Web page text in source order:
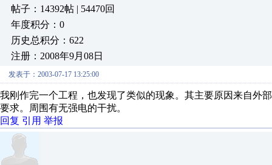
帖子：14392帖 | 54470回
年度积分：0
历史总积分：622
注册：2008年9月08日
发表于：2003-07-17 13:25:00
我刚作完一个工程，也发现了类似的现象。其主要原因来自外
要求。周围有无强电的干扰。
回复 引用 举报